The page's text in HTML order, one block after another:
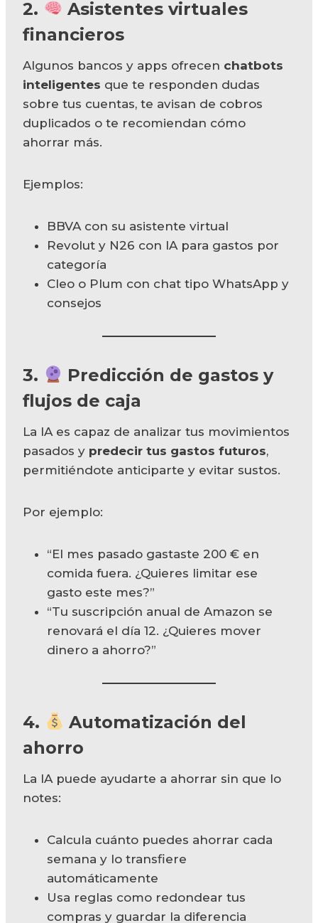
2.
Asistentes virtuales
financieros
Algunos bancos y apps ofrecen chatbots
inteligentes que te responden dudas
sobre tus cuentas, te avisan de cobros
duplicados o te recomiendan cómo
ahorrar más.
Ejemplos:
BBVA con su asistente virtual
Revolut y N26 con IA para gastos por
categoría
Cleo o Plum con chat tipo WhatsApp y
consejos
3.
Predicción de gastos y
flujos de caja
La IA es capaz de analizar tus movimientos
pasados y predecir tus gastos futuros,
permitiéndote anticiparte y evitar sustos.
Por ejemplo:
“El mes pasado gastaste 200 € en
comida fuera. ¿Quieres limitar ese
gasto este mes?”
“Tu suscripción anual de Amazon se
renovará el día 12. ¿Quieres mover
dinero a ahorro?”
4.
Automatización del
ahorro
La IA puede ayudarte a ahorrar sin que lo
notes:
Calcula cuánto puedes ahorrar cada
semana y lo transfiere
automáticamente
Usa reglas como redondear tus
compras y guardar la diferencia